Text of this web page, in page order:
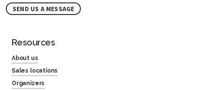
SEND US A MESSAGE
Resources
About us
Sales locations
Organizers